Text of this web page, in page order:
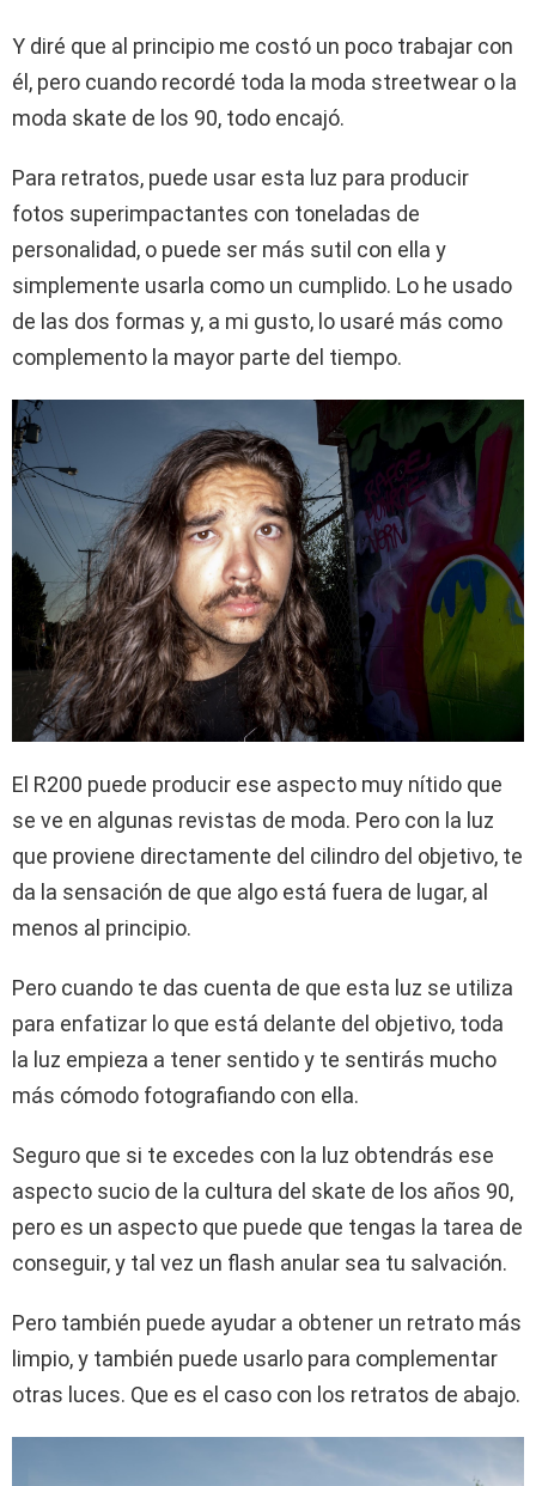
Y diré que al principio me costó un poco trabajar con
él, pero cuando recordé toda la moda streetwear o la
moda skate de los 90, todo encajó.
Para retratos, puede usar esta luz para producir
fotos superimpactantes con toneladas de
personalidad, o puede ser más sutil con ella y
simplemente usarla como un cumplido. Lo he usado
de las dos formas y, a mi gusto, lo usaré más como
complemento la mayor parte del tiempo.
El R200 puede producir ese aspecto muy nítido que
se ve en algunas revistas de moda. Pero con la luz
que proviene directamente del cilindro del objetivo, te
da la sensación de que algo está fuera de lugar, al
menos al principio.
Pero cuando te das cuenta de que esta luz se utiliza
para enfatizar lo que está delante del objetivo, toda
la luz empieza a tener sentido y te sentirás mucho
más cómodo fotografiando con ella.
Seguro que si te excedes con la luz obtendrás ese
aspecto sucio de la cultura del skate de los años 90,
pero es un aspecto que puede que tengas la tarea de
conseguir, y tal vez un flash anular sea tu salvación.
Pero también puede ayudar a obtener un retrato más
limpio, y también puede usarlo para complementar
otras luces. Que es el caso con los retratos de abajo.